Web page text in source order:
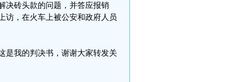
决砖头款的问题，并答应报销
访，在火车上被公安和政府人员
是我的判决书，谢谢大家转发关